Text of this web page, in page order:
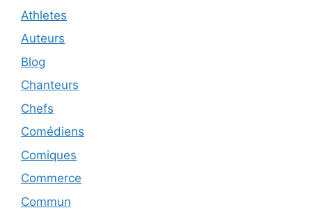
Athletes
Auteurs
Blog
Chanteurs
Chefs
Comédiens
Comiques
Commerce
Commun